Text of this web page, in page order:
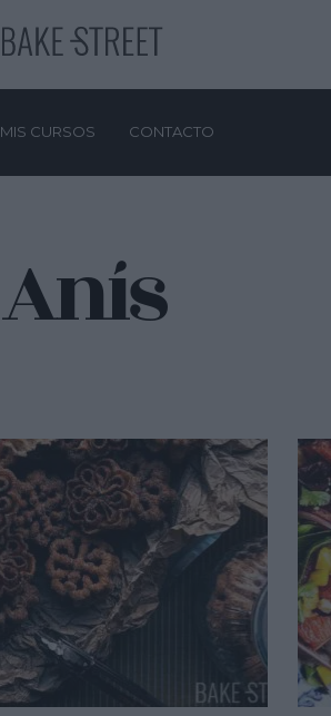
MIS CURSOS CONTACTO
Anís